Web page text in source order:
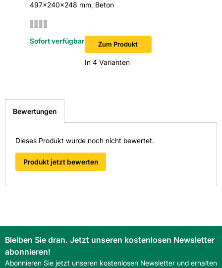
EAN: 2100000097418
497x240x248 mm, Beton
Zum Produkt
In 4 Varianten
Sofort verfügbar
Bewertungen
Dieses Produkt wurde noch nicht bewertet.
Produkt jetzt bewerten
Bleiben Sie dran. Jetzt unseren kostenlosen Newsletter
abonnieren!
Abonnieren Sie jetzt unseren kostenlosen Newsletter und erhalten